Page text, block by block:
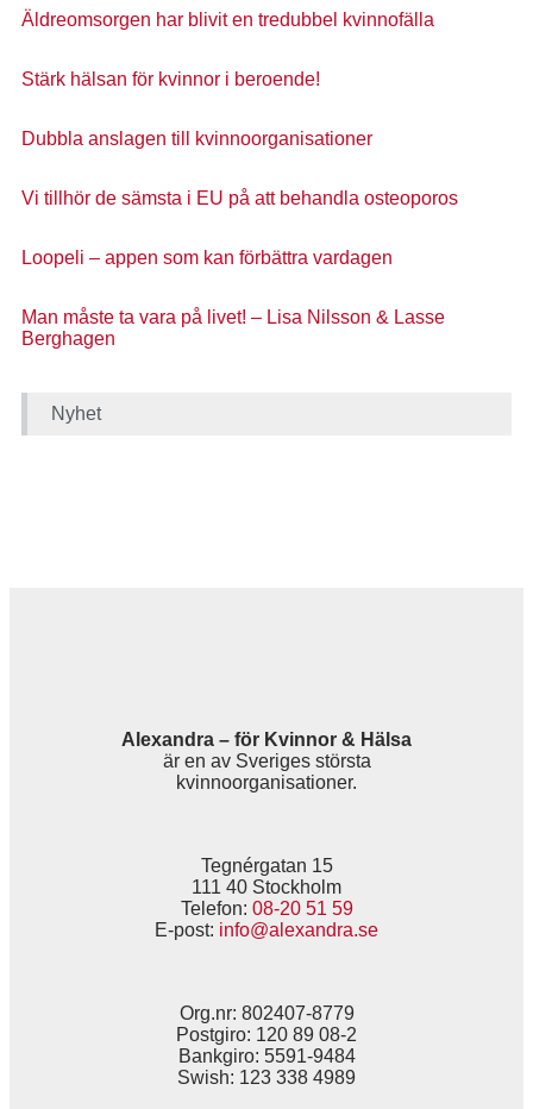
Äldreomsorgen har blivit en tredubbel kvinnofälla
Stärk hälsan för kvinnor i beroende!
Dubbla anslagen till kvinnoorganisationer
Vi tillhör de sämsta i EU på att behandla osteoporos
Loopeli – appen som kan förbättra vardagen
Man måste ta vara på livet! – Lisa Nilsson & Lasse
Berghagen
Nyhet
Alexandra – för Kvinnor & Hälsa
är en av Sveriges största
kvinnoorganisationer.
Tegnérgatan 15
111 40 Stockholm
Telefon: 08-20 51 59
E-post: info@alexandra.se
Org.nr: 802407-8779
Postgiro: 120 89 08-2
Bankgiro: 5591-9484
Swish: 123 338 4989